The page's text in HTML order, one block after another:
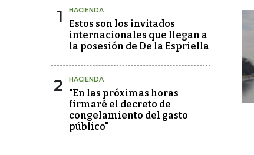
1 HACIENDA
Estos son los invitados
internacionales que llegan a
la posesión de De la Espriella
2 HACIENDA
"En las próximas horas
firmaré el decreto de
congelamiento del gasto
público"